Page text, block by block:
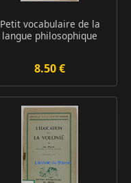
Petit vocabulaire de la
langue philosophique
8.50 €